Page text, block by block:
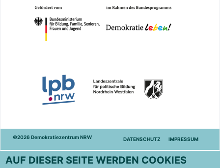
©2026 Demokratiezentrum NRW DATENSCHUTZ IMPRESSUM
AUF DIESER SEITE WERDEN COOKIES